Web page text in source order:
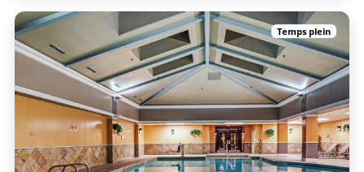
Temps plein